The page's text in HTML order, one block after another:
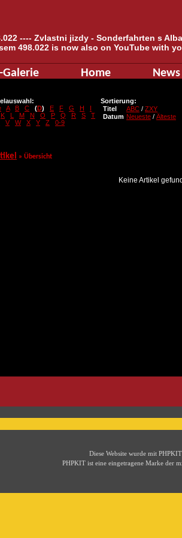
---- Zvlastni jizdy - Sonderfahrten s
498.022 is now also on YouTube with
Galerie Home News
A B C (D) E F G H
I
K L M N O P Q R S
T
V W X Y Z 0-9
Sortierung:
Titel
ABC / ZXY
Datum Neueste / Älteste
» Übersicht
Keine Artikel
Diese Website wurde mit
PHPKIT ist eine eingetragene Marke der